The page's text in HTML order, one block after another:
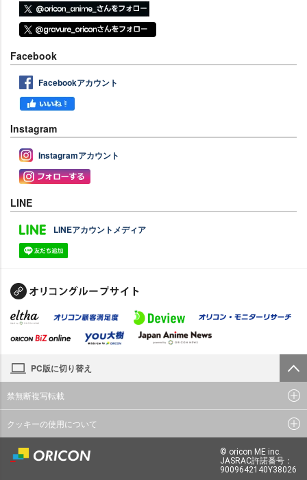
Facebook
Facebookアカウント
Instagram
Instagramアカウント
LINE
LINEアカウントメディア
PC版に切り替え
禁無断複写転載
クッキーの使用について
© oricon ME inc.
JASRAC許諾番号：
9009642140Y38026